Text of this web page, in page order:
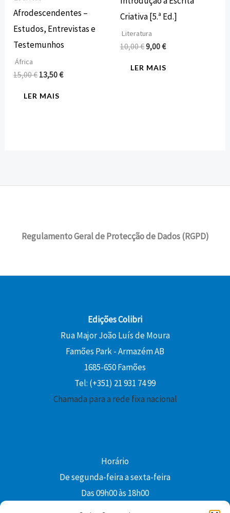
Afrodescendentes –
Estudos, Entrevistas e
Testemunhos
África
15,00€ 13,50€
LER MAIS
Criativa [5.ª Ed.]
Literatura
10,00€9,00€
LER MAIS
Regulamento Geral de Protecção de Dados (RGPD)
Edições Colibri
Rua Major João Luís de Moura
Famões Park - Armazém AB
1685-650 Famões
Tel: (+351) 21 931 74 99
Chamada para a rede fixa nacional
Horário
De segunda-feira a sexta-feira
Das 09h00 às 18h00